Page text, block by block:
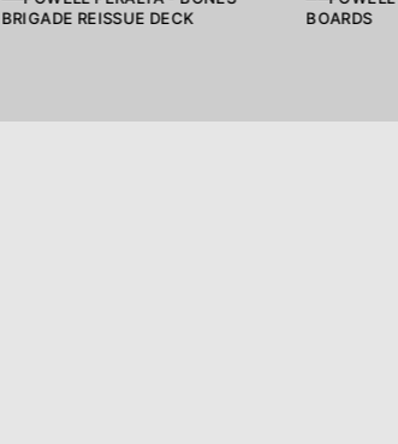
BRIGADE REISSUE DECK
BOARDS